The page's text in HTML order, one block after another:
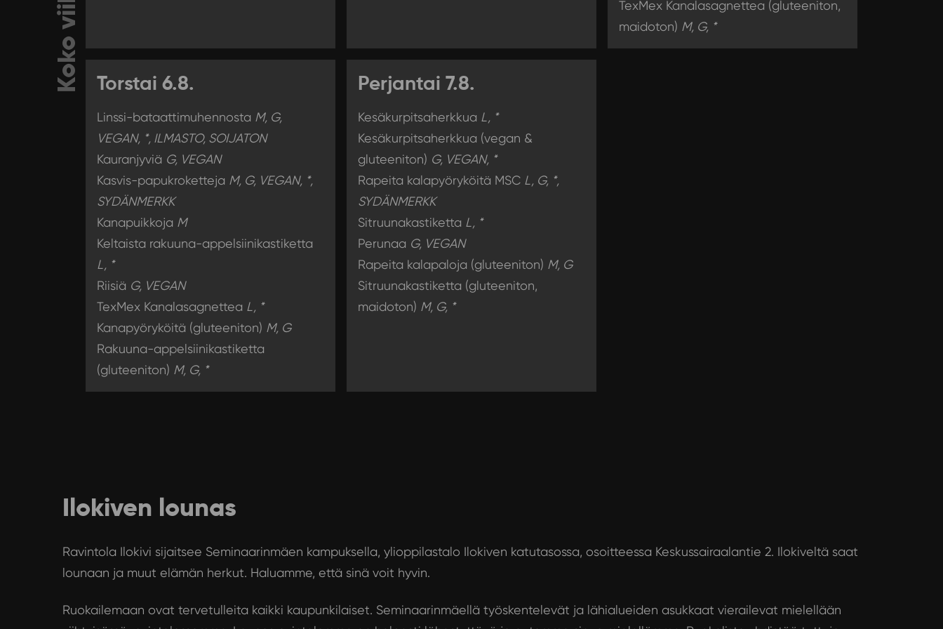
Koko viikko
TexMex Kanalasagnettea (gluteeniton,
maidoton) M, G, *
Torstai 6.8.
Linssi-bataattimuhennosta M, G,
VEGAN, *, ILMASTO, SOIJATON
Kauranjyviä G, VEGAN
Kasvis-papukroketteja M, G, VEGAN, *,
SYDÄNMERKK
Kanapuikkoja M
Keltaista rakuuna-appelsiinikastiketta
L, *
Riisiä G, VEGAN
TexMex Kanalasagnettea L, *
Kanapyöryköitä (gluteeniton) M, G
Rakuuna-appelsiinikastiketta
(gluteeniton) M, G, *
Perjantai 7.8.
Kesäkurpitsaherkkua L, *
Kesäkurpitsaherkkua (vegan &
gluteeniton) G, VEGAN, *
Rapeita kalapyöryköitä MSC L, G, *,
SYDÄNMERKK
Sitruunakastiketta L, *
Perunaa G, VEGAN
Rapeita kalapaloja (gluteeniton) M, G
Sitruunakastiketta (gluteeniton,
maidoton) M, G, *
Ilokiven lounas
Ravintola Ilokivi sijaitsee Seminaarinmäen kampuksella, ylioppilastalo Ilokiven katutasossa, osoitteessa Keskussairaalantie 2. Ilokiveltä saat
lounaan ja muut elämän herkut. Haluamme, että sinä voit hyvin.
Ruokailemaan ovat tervetulleita kaikki kaupunkilaiset. Seminaarinmäellä työskentelevät ja lähialueiden asukkaat vierailevat mielellään